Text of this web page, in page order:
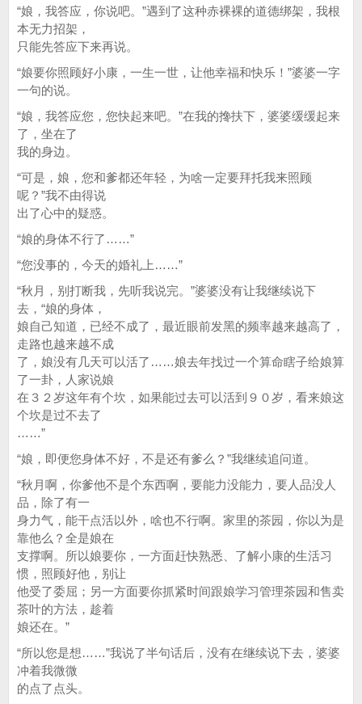
“娘，我答应，你说吧。”遇到了这种赤裸裸的道德绑架，我根
本无力招架，
只能先答应下来再说。
“娘要你照顾好小康，一生一世，让他幸福和快乐！”婆婆一字
一句的说。
“娘，我答应您，您快起来吧。”在我的搀扶下，婆婆缓缓起来
了，坐在了
我的身边。
“可是，娘，您和爹都还年轻，为啥一定要拜托我来照顾
呢？”我不由得说
出了心中的疑惑。
“娘的身体不行了……”
“您没事的，今天的婚礼上……”
“秋月，别打断我，先听我说完。”婆婆没有让我继续说下
去，“娘的身体，
娘自己知道，已经不成了，最近眼前发黑的频率越来越高了，
走路也越来越不成
了，娘没有几天可以活了……娘去年找过一个算命瞎子给娘算
了一卦，人家说娘
在３２岁这年有个坎，如果能过去可以活到９０岁，看来娘这
个坎是过不去了
……”
“娘，即便您身体不好，不是还有爹么？”我继续追问道。
“秋月啊，你爹他不是个东西啊，要能力没能力，要人品没人
品，除了有一
身力气，能干点活以外，啥也不行啊。家里的茶园，你以为是
靠他么？全是娘在
支撑啊。所以娘要你，一方面赶快熟悉、了解小康的生活习
惯，照顾好他，别让
他受了委屈；另一方面要你抓紧时间跟娘学习管理茶园和售卖
茶叶的方法，趁着
娘还在。”
“所以您是想……”我说了半句话后，没有在继续说下去，婆婆
冲着我微微
的点了点头。